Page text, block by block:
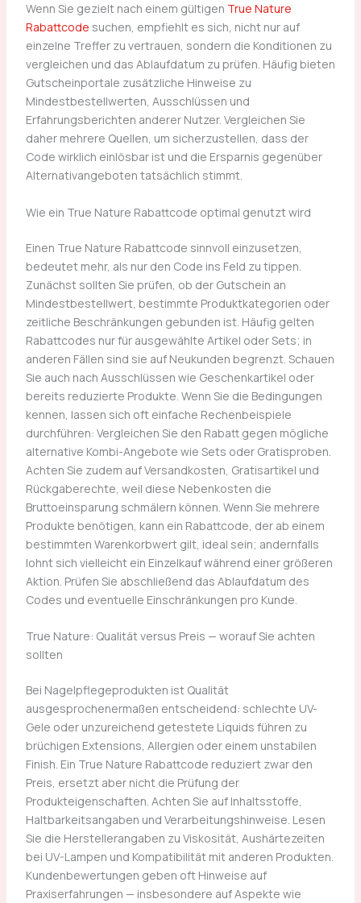
Wenn Sie gezielt nach einem gültigen True Nature
Rabattcode suchen, empfiehlt es sich, nicht nur auf
einzelne Treffer zu vertrauen, sondern die Konditionen zu
vergleichen und das Ablaufdatum zu prüfen. Häufig bieten
Gutscheinportale zusätzliche Hinweise zu
Mindestbestellwerten, Ausschlüssen und
Erfahrungsberichten anderer Nutzer. Vergleichen Sie
daher mehrere Quellen, um sicherzustellen, dass der
Code wirklich einlösbar ist und die Ersparnis gegenüber
Alternativangeboten tatsächlich stimmt.
Wie ein True Nature Rabattcode optimal genutzt wird
Einen True Nature Rabattcode sinnvoll einzusetzen,
bedeutet mehr, als nur den Code ins Feld zu tippen.
Zunächst sollten Sie prüfen, ob der Gutschein an
Mindestbestellwert, bestimmte Produktkategorien oder
zeitliche Beschränkungen gebunden ist. Häufig gelten
Rabattcodes nur für ausgewählte Artikel oder Sets; in
anderen Fällen sind sie auf Neukunden begrenzt. Schauen
Sie auch nach Ausschlüssen wie Geschenkartikel oder
bereits reduzierte Produkte. Wenn Sie die Bedingungen
kennen, lassen sich oft einfache Rechenbeispiele
durchführen: Vergleichen Sie den Rabatt gegen mögliche
alternative Kombi-Angebote wie Sets oder Gratisproben.
Achten Sie zudem auf Versandkosten, Gratisartikel und
Rückgaberechte, weil diese Nebenkosten die
Bruttoeinsparung schmälern können. Wenn Sie mehrere
Produkte benötigen, kann ein Rabattcode, der ab einem
bestimmten Warenkorbwert gilt, ideal sein; andernfalls
lohnt sich vielleicht ein Einzelkauf während einer größeren
Aktion. Prüfen Sie abschließend das Ablaufdatum des
Codes und eventuelle Einschränkungen pro Kunde.
True Nature: Qualität versus Preis — worauf Sie achten
sollten
Bei Nagelpflegeprodukten ist Qualität
ausgesprochenermaßen entscheidend: schlechte UV-
Gele oder unzureichend getestete Liquids führen zu
brüchigen Extensions, Allergien oder einem unstabilen
Finish. Ein True Nature Rabattcode reduziert zwar den
Preis, ersetzt aber nicht die Prüfung der
Produkteigenschaften. Achten Sie auf Inhaltsstoffe,
Haltbarkeitsangaben und Verarbeitungshinweise. Lesen
Sie die Herstellerangaben zu Viskosität, Aushärtezeiten
bei UV-Lampen und Kompatibilität mit anderen Produkten.
Kundenbewertungen geben oft Hinweise auf
Praxiserfahrungen — insbesondere auf Aspekte wie